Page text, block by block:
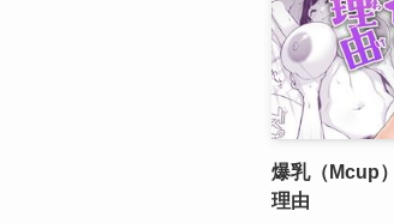
爆乳（Mcup
理由